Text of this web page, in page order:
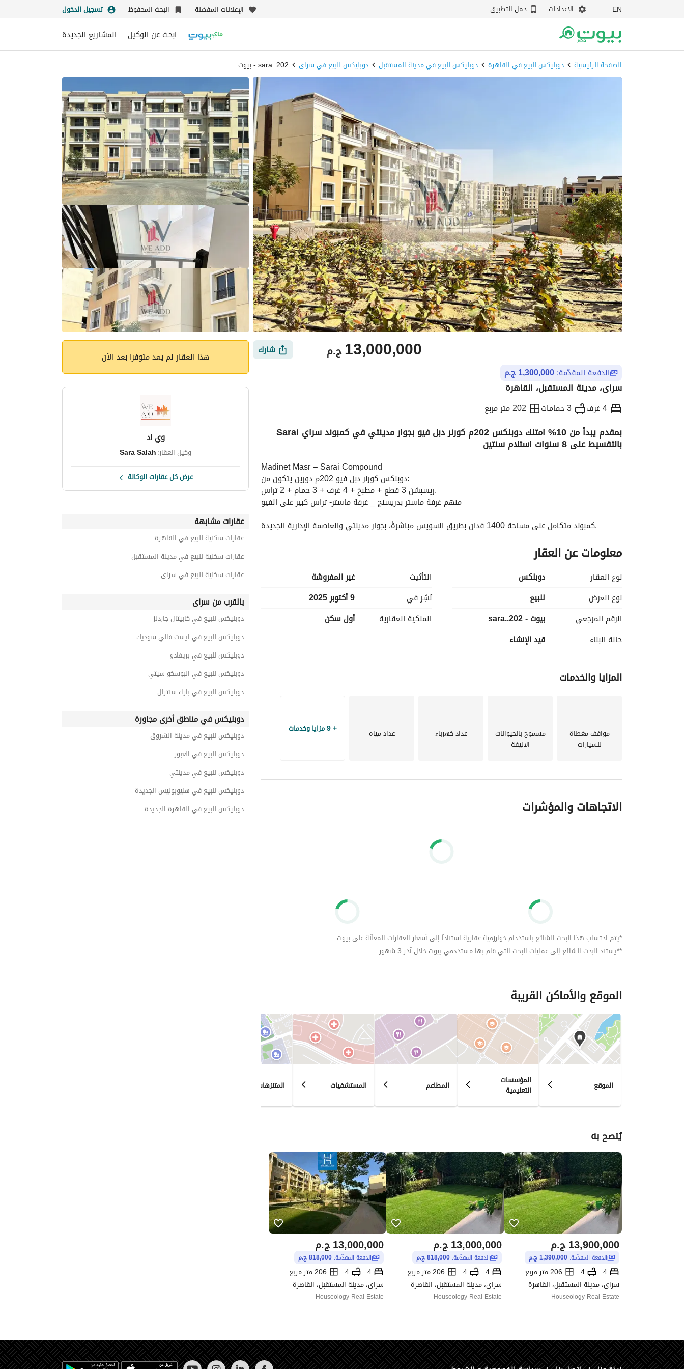
EN الإعدادات حمل التطبيق الإعلانات المفضلة البحث المحفوظ تسجيل الدخول
ابحث عن الوكيل المشاريع الجديدة
الصفحة الرئيسية دوبليكس للبيع في القاهرة دوبليكس للبيع في مدينة المستقبل دوبليكس للبيع في سراى sara..202 - بيوت
ج.م13,000,000 شارك
الدفعة المقدّمة: 1,300,000 ج.م
سراى، مدينة المستقبل، القاهرة
4 غرف 3 حمامات 202 متر مربع
التفاصيل الاتجاهات والمؤشرات الموقع والأماكن القريبة
بمقدم يبدأ من 10% امتلك دوبلكس 202م كورنر دبل فيو بجوار مدينتي في كمبوند سراي Sarai
بالتقسيط على 8 سنوات استلام سنتين
Madinet Masr – Sarai Compound
دوبلكس كورنر دبل فيو 202م دورين يتكون من:
ريسبشن 3 قطع + مطبخ + 4 غرف + 3 حمام + 2 تراس.
منهم غرفة ماستر بدريسنج _ غرفة ماستر- تراس كبير على الفيو
كمبوند متكامل على مساحة 1400 فدان بطريق السويس مباشرةً، بجوار مدينتي والعاصمة الإدارية الجديدة.
_ تفاصيل المشروع:
- المشروع مقسم إلى مراحل، لكل مرحلة خدماتها الخاصة
معلومات عن العقار
نوع العقار
دوبلكس
نوع العرض
للبيع
الرقم المرجعي
بيوت - sara..202
حالة البناء
قيد الإنشاء
التأثيث
غير المفروشة
نُشِر في
9 أكتوبر 2025
الملكية العقارية
أول سكن
المزايا والخدمات
مواقف مغطاة
للسيارات
مسموح بالحيوانات
الاليفة
عداد كهرباء عداد مياه + 9 مزايا وخدمات
الاتجاهات والمؤشرات
*يتم احتساب هذا البحث الشائع باستخدام خوارزمية عقارية استناداّ إلى أسعار العقارات المعلَنَة على بيوت.
**يستند البحث الشائع إلى عمليات البحث التي قام بها مستخدمي بيوت خلال آخر 3 شهور.
الموقع والأماكن القريبة
الموقع المؤسسات
التعليمية المطاعم المستشفيات المتنزهات
يُنصح به
ج.م13,900,000
الدفعة المقدّمة: 1,390,000 ج.م
4
4
206 متر مربع
سراى، مدينة المستقبل، القاهرة
Houseology Real Estate
ج.م13,000,000
الدفعة المقدّمة:818,000 ج.م
4
4
206 متر مربع
سراى، مدينة المستقبل، القاهرة
Houseology Real Estate
ج.م13,000,000
الدفعة المقدّمة: 818,000 ج.م
4
4
206 متر مربع
سراى، مدينة المستقبل، القاهرة
Houseology Real Estate
هذا العقار لم يعد متوفرا بعد الآن
وي اد
وكيل العقار:Sara Salah
عرض كل عقارات الوكالة
عقارات مشابهة
عقارات سكنية للبيع في القاهرة
عقارات سكنية للبيع في مدينة المستقبل
عقارات سكنية للبيع في سراى
بالقرب من سراى
دوبليكس للبيع في كابيتال جاردنز
دوبليكس للبيع في ايست فالي سوديك
دوبليكس للبيع في بريفادو
دوبليكس للبيع في البوسكو سيتي
دوبليكس للبيع في بارك سنترال
دوبليكس في مناطق أخرى مجاورة
دوبليكس للبيع في مدينة الشروق
دوبليكس للبيع في العبور
دوبليكس للبيع في مدينتي
دوبليكس للبيع في هليوبوليس الجديدة
دوبليكس للبيع في القاهرة الجديدة